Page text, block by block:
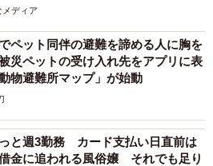
されたり、文句を言われることもあると
んて、カップルや子供がかわい
けられた。だが悪意のない交換
の規約に座席の変更が禁止され
メディア
ペット同伴の避難を諦める人に胸を
ペットの受け入れ先をアプリに表
物避難所マップ」が始動
と週3勤務 カード支払い日直前は
金に追われる風俗嬢 それでも足り